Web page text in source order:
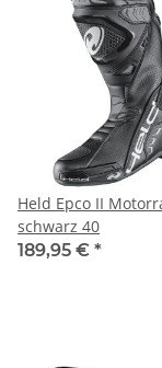
Held Epco II
schwarz 40
189,95 € *